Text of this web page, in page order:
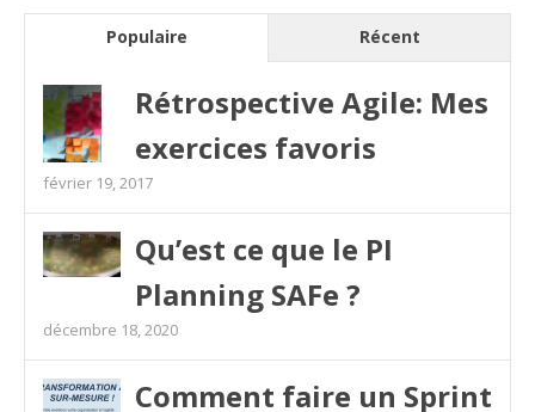
Populaire Récent
Rétrospective Agile: Mes
exercices favoris
février 19, 2017
Qu’est ce que le PI
Planning SAFe ?
décembre 18, 2020
Comment faire un Sprint